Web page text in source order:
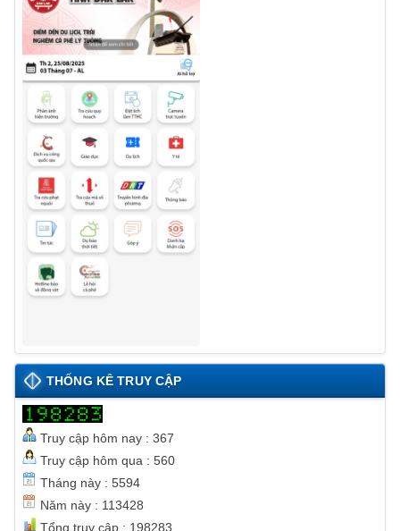
THỐNG KÊ TRUY CẬP
Truy cập hôm nay : 367